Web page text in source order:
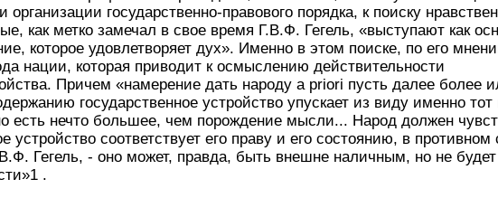
государственно-правового порядка, к поиску
как метко замечал в свое время Г.В.Ф. Гегель, «выступают как
которое удовлетворяет дух». Именно в этом поиске, по его
нации, которая приводит к осмыслению действительности
Причем «намерение дать народу a priori пусть далее более
государственное устройство упускает из виду именно
есть нечто большее, чем порождение мысли... Народ должен
устройство соответствует его праву и его состоянию, в противном
Гегель, - оно может, правда, быть внешне наличным, но не
.